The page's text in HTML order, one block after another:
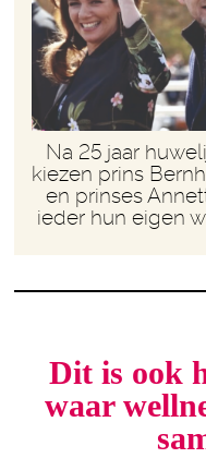
Na 25 jaar
kiezen prins
en prinses
ieder hun eigen
Dit is ook
waar